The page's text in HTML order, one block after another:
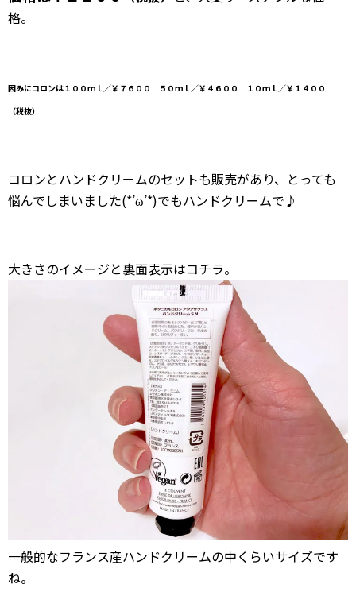
格。
因みにコロンは１００ｍｌ／￥７６００ ５０ｍｌ／￥４６００ １０ｍｌ／￥１４００
（税抜）
コロンとハンドクリームのセットも販売があり、とっても
悩んでしまいました(*’ω’*)でもハンドクリームで♪
大きさのイメージと裏面表示はコチラ。
一般的なフランス産ハンドクリームの中くらいサイズです
ね。